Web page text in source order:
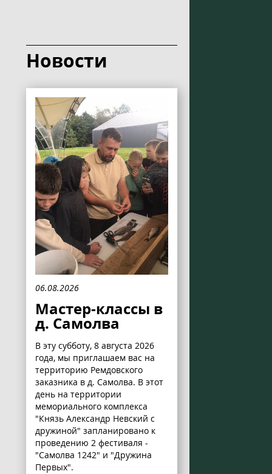
Новости
06.08.2026
Мастер-классы в
д. Самолва
В эту субботу, 8 августа 2026
года, мы приглашаем вас на
территорию Ремдовского
заказника в д. Самолва. В этот
день на территории
мемориального комплекса
"Князь Александр Невский с
дружиной" запланировано к
проведению 2 фестиваля -
"Самолва 1242" и "Дружина
Первых".